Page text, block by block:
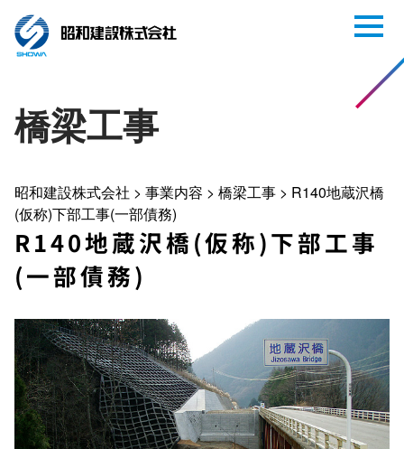
橋梁工事
昭和建設株式会社 > 事業内容 > 橋梁工事 > R140地蔵沢橋
(仮称)下部工事(一部債務)
R140地蔵沢橋(仮称)下部工事
(一部債務)